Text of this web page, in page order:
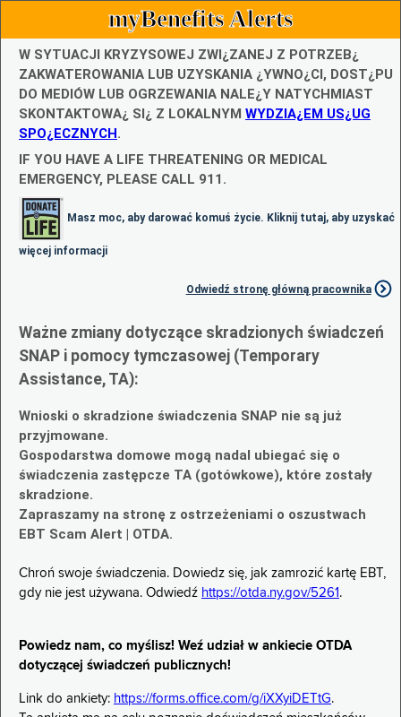
myBenefits Alerts
W SYTUACJI KRYZYSOWEJ ZWI¿ZANEJ Z POTRZEB¿
ZAKWATEROWANIA LUB UZYSKANIA ¿YWNO¿CI, DOST¿PU
DO MEDIÓW LUB OGRZEWANIA NALE¿Y NATYCHMIAST
SKONTAKTOWA¿ SI¿ Z LOKALNYM WYDZIA¿EM US¿UG
SPO¿ECZNYCH.
IF YOU HAVE A LIFE THREATENING OR MEDICAL
EMERGENCY, PLEASE CALL 911.
Masz moc, aby darować komuś życie. Kliknij tutaj, aby uzyskać
więcej informacji
Odwiedź stronę główną pracownika
Ważne zmiany dotyczące skradzionych świadczeń
SNAP i pomocy tymczasowej (Temporary
Assistance, TA):
Wnioski o skradzione świadczenia SNAP nie są już
przyjmowane.
Gospodarstwa domowe mogą nadal ubiegać się o
świadczenia zastępcze TA (gotówkowe), które zostały
skradzione.
Zapraszamy na stronę z ostrzeżeniami o oszustwach
EBT Scam Alert | OTDA.
Chroń swoje świadczenia. Dowiedz się, jak zamrozić kartę EBT,
gdy nie jest używana. Odwiedź https://otda.ny.gov/5261 .
Powiedz nam, co myślisz! Weź udział w ankiecie OTDA
dotyczącej świadczeń publicznych!
Link do ankiety: https://forms.office.com/g/iXXyiDETtG.